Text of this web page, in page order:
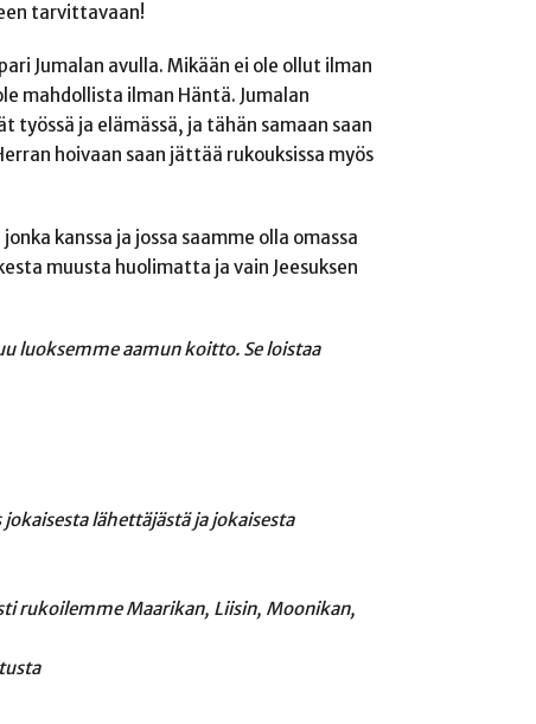
tarvittavaan!
Jumalan avulla. Mikään ei ole ollut ilman
mahdollista ilman Häntä. Jumalan
ja elämässä, ja tähän samaan saan
hoivaan saan jättää rukouksissa myös
kanssa ja jossa saamme olla omassa
muusta huolimatta ja vain Jeesuksen
luoksemme aamun koitto. Se loistaa
lähettäjästä ja jokaisesta
rukoilemme Maarikan, Liisin, Moonikan,